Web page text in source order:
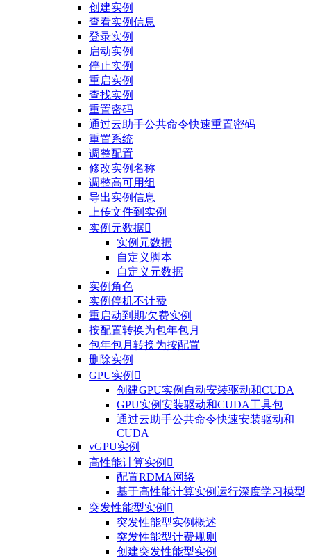
创建实例
查看实例信息
登录实例
启动实例
停止实例
重启实例
查找实例
重置密码
通过云助手公共命令快速重置密码
重置系统
调整配置
修改实例名称
调整高可用组
导出实例信息
上传文件到实例
实例元数据
实例元数据
自定义脚本
自定义元数据
实例角色
实例停机不计费
重启动到期/欠费实例
按配置转换为包年包月
包年包月转换为按配置
删除实例
GPU实例 
创建GPU实例自动安装驱动和CUDA
GPU实例安装驱动和CUDA工具包
通过云助手公共命令快速安装驱动和
CUDA
vGPU实例
高性能计算实例 
配置RDMA网络
基于高性能计算实例运行深度学习模型
突发性能型实例 
突发性能型实例概述
突发性能型计费规则
创建突发性能型实例